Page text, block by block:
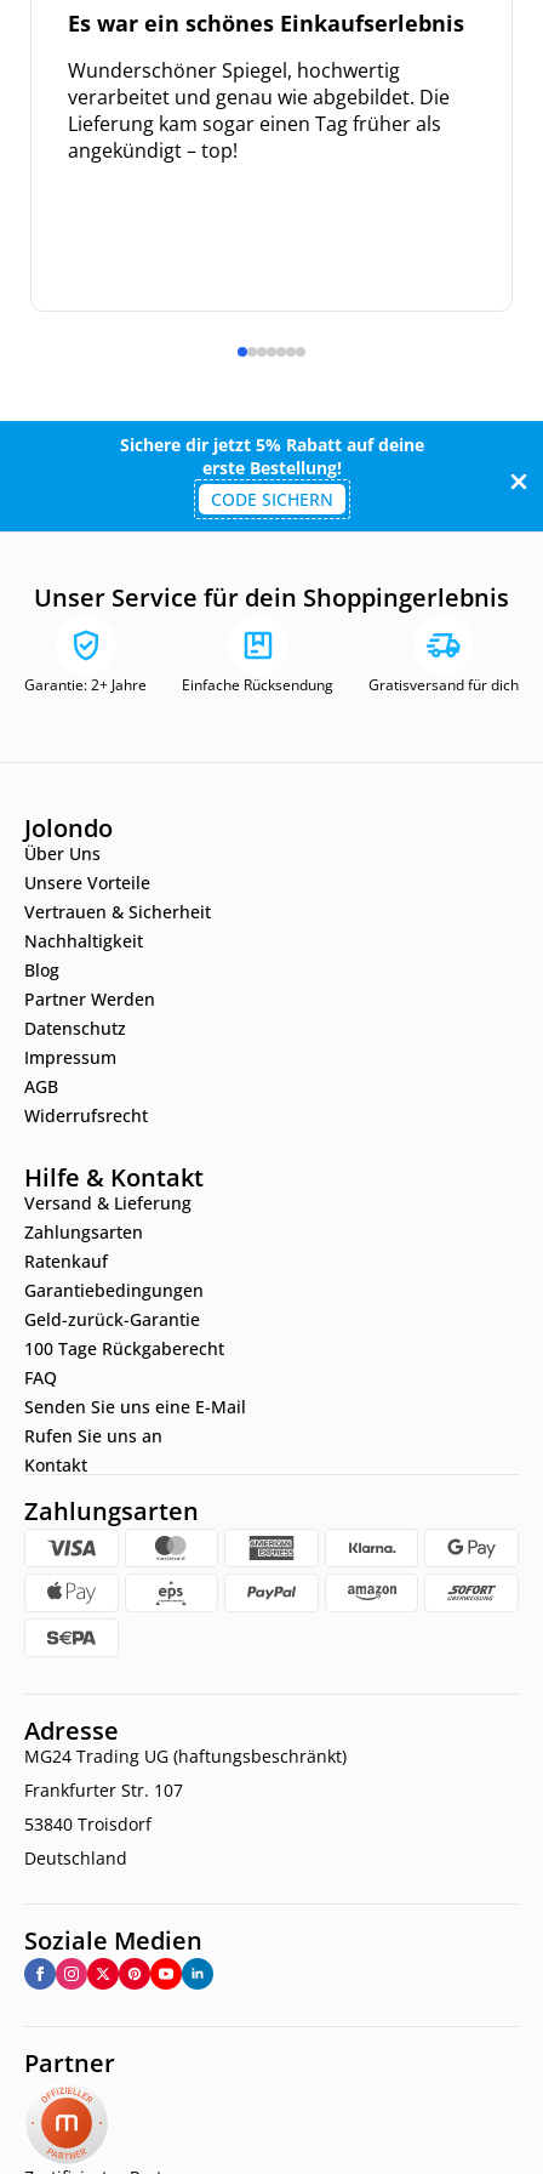
Es war ein schönes Einkaufserlebnis
Wunderschöner Spiegel, hochwertig
verarbeitet und genau wie abgebildet. Die
Lieferung kam sogar einen Tag früher als
angekündigt – top!
Sichere dir jetzt 5% Rabatt auf deine
erste Bestellung!
CODE SICHERN
Unser Service für dein Shoppingerlebnis
Garantie: 2+ Jahre Einfache Rücksendung Gratisversand für dich
Jolondo
Über Uns
Unsere Vorteile
Vertrauen & Sicherheit
Nachhaltigkeit
Blog
Partner Werden
Datenschutz
Impressum
AGB
Widerrufsrecht
Hilfe & Kontakt
Versand & Lieferung
Zahlungsarten
Ratenkauf
Garantiebedingungen
Geld-zurück-Garantie
100 Tage Rückgaberecht
FAQ
Senden Sie uns eine E-Mail
Rufen Sie uns an
Kontakt
Zahlungsarten
Adresse
MG24 Trading UG (haftungsbeschränkt)
Frankfurter Str. 107
53840 Troisdorf
Deutschland
Soziale Medien
Partner